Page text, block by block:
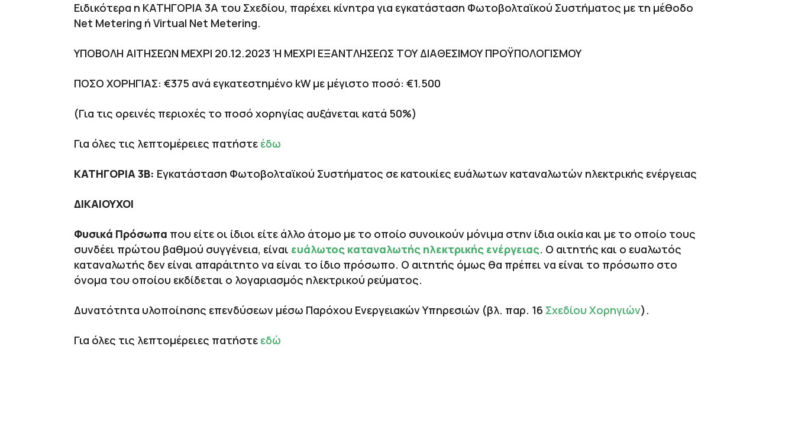
Ειδικότερα η ΚΑΤΗΓΟΡΙΑ 3Α του Σχεδίου, παρέχει κίνητρα για εγκατάσταση Φωτοβολταϊκού Συστήματος με τη μέθοδο
Net Metering ή Virtual Net Metering.
ΥΠΟΒΟΛΗ ΑΙΤΗΣΕΩΝ ΜΕΧΡΙ 20.12.2023 Ή ΜΕΧΡΙ ΕΞΑΝΤΛΗΣΕΩΣ ΤΟΥ ΔΙΑΘΕΣΙΜΟΥ ΠΡΟΫΠΟΛΟΓΙΣΜΟΥ
ΠΟΣΟ ΧΟΡΗΓΙΑΣ: €375 ανά εγκατεστημένο kW με μέγιστο ποσό: €1.500
(Για τις ορεινές περιοχές το ποσό χορηγίας αυξάνεται κατά 50%)
Για όλες τις λεπτομέρειες πατήστε έδω
ΚΑΤΗΓΟΡΙΑ 3Β: Εγκατάσταση Φωτοβολταϊκού Συστήματος σε κατοικίες ευάλωτων καταναλωτών ηλεκτρικής ενέργειας
ΔΙΚΑΙΟΥΧΟΙ
Φυσικά Πρόσωπα που είτε οι ίδιοι είτε άλλο άτομο με το οποίο συνοικούν μόνιμα στην ίδια οικία και με το οποίο τους
συνδέει πρώτου βαθμού συγγένεια, είναι ευάλωτος καταναλωτής ηλεκτρικής ενέργειας. Ο αιτητής και ο ευαλωτός
καταναλωτής δεν είναι απαράιτητο να είναι το ίδιο πρόσωπο. Ο αιτητής όμως θα πρέπει να είναι το πρόσωπο στο
όνομα του οποίου εκδίδεται ο λογαριασμός ηλεκτρικού ρεύματος.
Δυνατότητα υλοποίησης επενδύσεων μέσω Παρόχου Ενεργειακών Υπηρεσιών (βλ. παρ. 16 Σχεδίου Χορηγιών).
Για όλες τις λεπτομέρειες πατήστε εδώ